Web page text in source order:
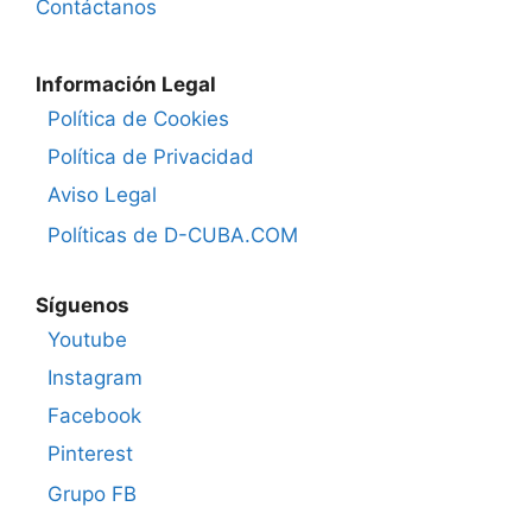
Contáctanos
Información Legal
Política de Cookies
Política de Privacidad
Aviso Legal
Políticas de D-CUBA.COM
Síguenos
Youtube
Instagram
Facebook
Pinterest
Grupo FB